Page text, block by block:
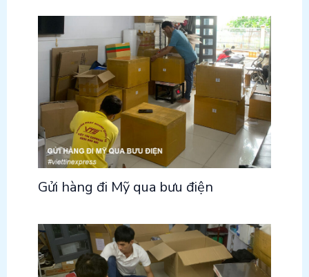
Gửi hàng đi Mỹ qua bưu điện